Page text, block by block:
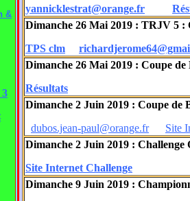
&
yannicklestrat@orange.fr
Dimanche 26 Mai 2019 : TRJV 5
TPS clm
Dimanche 26 Mai 2019 : Coupe
Résultats
Dimanche 2 Juin 2019 : Coupe de
dubos.jean-paul@orange.fr
Site
Dimanche 2 Juin 2019 :
Site Internet Challenge
Dimanche 9 Juin 2019 :